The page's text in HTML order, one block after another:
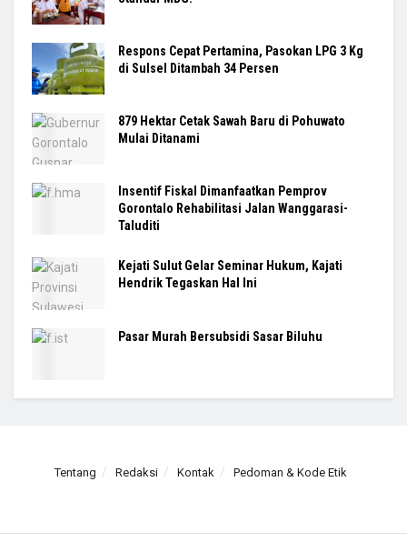
Respons Cepat Pertamina, Pasokan LPG 3 Kg
di Sulsel Ditambah 34 Persen
879 Hektar Cetak Sawah Baru di Pohuwato
Mulai Ditanami
Insentif Fiskal Dimanfaatkan Pemprov
Gorontalo Rehabilitasi Jalan Wanggarasi-
Taluditi
Kejati Sulut Gelar Seminar Hukum, Kajati
Hendrik Tegaskan Hal Ini
Pasar Murah Bersubsidi Sasar Biluhu
Tentang Redaksi Kontak Pedoman & Kode Etik